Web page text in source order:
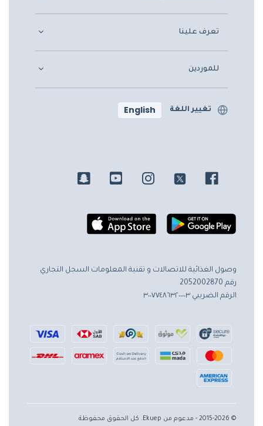
تعرف علينا
للموردين
تغيير اللغة English
وصول الغذائية للاتصالات و تقنية المعلومات السجل التجاري
رقم 2052002870
الرقم الضريبي ٣٠٠٧٧٤٨٦٣٢٠٠٠٠٣
© 2015-2026 - مدعوم من Ekuep. كل الحقوق محفوظة